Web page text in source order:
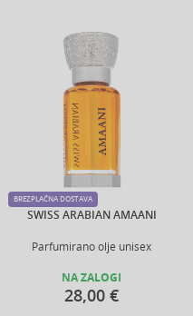
SWISS ARABIAN AMAANI
Parfumirano olje unisex
BREZPLAČNA DOSTAVA
NA ZALOGI
28,00 €